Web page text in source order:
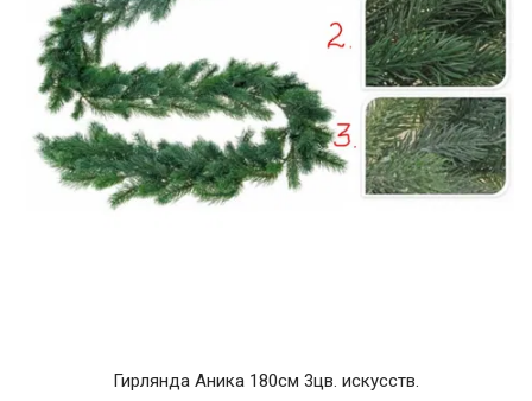
Гирлянда Аника 180см 3цв. искусств.